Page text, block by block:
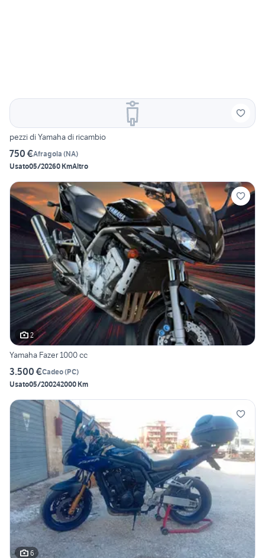
pezzi di Yamaha di ricambio
750 €Afragola (NA)
Usato05/20260 KmAltro
2
Yamaha Fazer 1000 cc
3.500 €Cadeo(PC)
Usato05/200242000 Km
6